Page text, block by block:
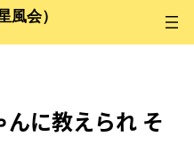
風会）
に教えられ そ